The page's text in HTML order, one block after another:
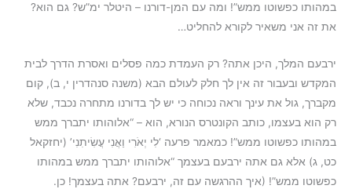
במהותו כפשוטו ממש”! ומה עם המן-דורנו – היטלר ימ”ש? גם הוא?
את זה אני משאיר לקורא להחליט…
ירבעם המלך, היכן אתה? רק העמדת כמה פסלים ואסרת הדרך לבית
המקדש ובעבור זה אין לך חלק לעולם הבא (משנה סנהדרין י, ב), קום
מקברך, גול את עינך וראה נכוחה כי יש לך בדורנו מתחרה נכבד, שלא
רק הוא בעצמו, כותב הקונטרס הנורא, הוא – “אלוהותו יתברך ממש
במהותו כפשוטו ממש”! כמאמר פרעה ‘לִי יְאֹרִי וַאֲנִי עֲשִׂיתִנִי’ (יחזקאל
כט, ג) אלא גם אתה ירבעם בעצמך “אלוהותו יתברך ממש במהותו
כפשוטו ממש”! (איך ההרגשה עם זה, ירבעם? אתה בעצמך! כן.